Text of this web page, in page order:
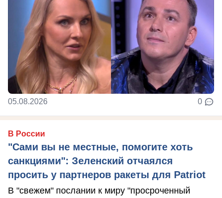
05.08.2026 0
В России
"Сами вы не местные, помогите хоть
санкциями": Зеленский отчаялся
просить у партнеров ракеты для Patriot
В "свежем" послании к миру "просроченный